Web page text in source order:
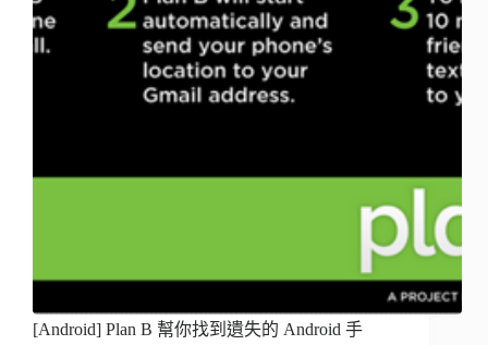
[Android] Plan B 幫你找到遺失的 Android 手